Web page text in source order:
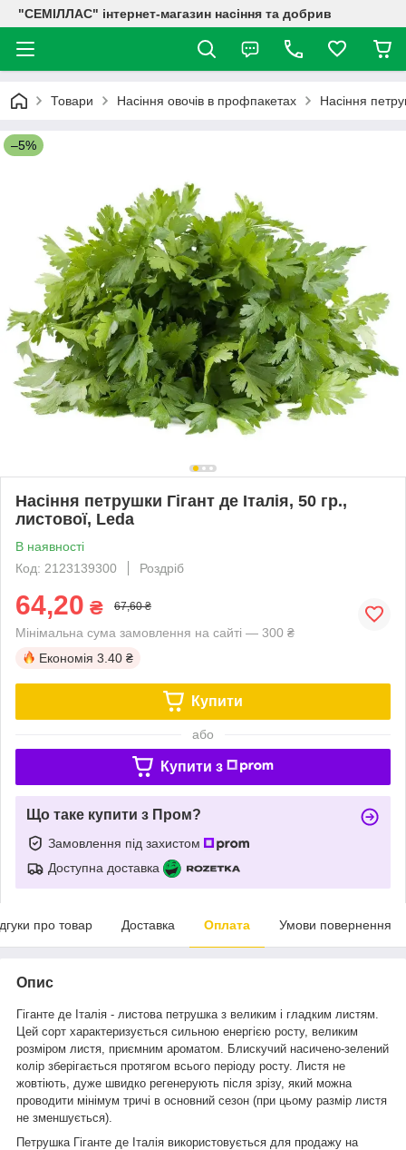
"СЕМІЛЛАС" інтернет-магазин насіння та добрив
Товари Насіння овочів в профпакетах Насіння
–5%
Насіння петрушки Гігант де Італія, 50 гр.,
листової, Leda
В наявності
Код: 2123139300
Роздріб
64,20 ₴ 67,60 ₴
Мінімальна сума замовлення на сайті — 300 ₴
Економія 3.40 ₴
Купити
або
Купити з
Що таке купити з Пром?
Замовлення під захистом
Доступна доставка
про товар Доставка Оплата Умови повернення
Опис
Гіганте де Італія - листова петрушка з великим і гладким листям.
Цей сорт характеризується сильною енергією росту, великим
розміром листя, приємним ароматом. Блискучий насичено-зелений
колір зберігається протягом всього періоду росту. Листя не
жовтіють, дуже швидко регенерують після зрізу, який можна
проводити мінімум тричі в основний сезон (при цьому размір листя
не зменшується).
Петрушка Гіганте де Італія використовується для продажу на